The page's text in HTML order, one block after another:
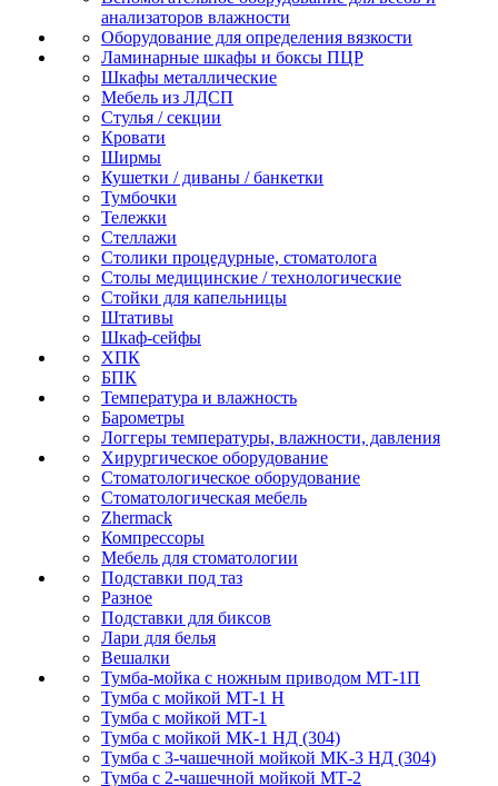
анализаторов влажности
Оборудование для определения вязкости
Ламинарные шкафы и боксы ПЦР
Шкафы металлические
Мебель из ЛДСП
Стулья / секции
Кровати
Ширмы
Кушетки / диваны / банкетки
Тумбочки
Тележки
Стеллажи
Столики процедурные, стоматолога
Столы медицинские / технологические
Стойки для капельницы
Штативы
Шкаф-сейфы
ХПК
БПК
Температура и влажность
Барометры
Логгеры температуры, влажности, давления
Хирургическое оборудование
Стоматологическое оборудование
Стоматологическая мебель
Zhermack
Компрессоры
Мебель для стоматологии
Подставки под таз
Разное
Подставки для биксов
Лари для белья
Вешалки
Тумба-мойка с ножным приводом МТ-1П
Тумба с мойкой МТ-1 Н
Тумба с мойкой МТ-1
Тумба с мойкой МК-1 НД (304)
Тумба с 3-чашечной мойкой МK-3 НД (304)
Тумба с 2-чашечной мойкой МТ-2